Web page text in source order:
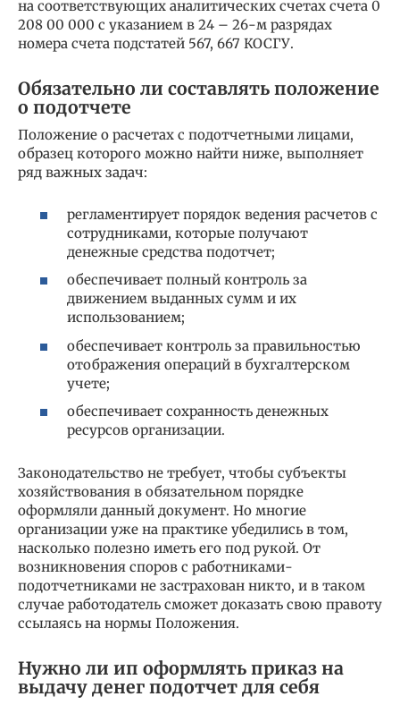
на соответствующих аналитических счетах счета 0
208 00 000 с указанием в 24 – 26-м разрядах
номера счета подстатей 567, 667 КОСГУ.
Обязательно ли составлять положение
о подотчете
Положение о расчетах с подотчетными лицами,
образец которого можно найти ниже, выполняет
ряд важных задач:
регламентирует порядок ведения расчетов с
сотрудниками, которые получают
денежные средства подотчет;
обеспечивает полный контроль за
движением выданных сумм и их
использованием;
обеспечивает контроль за правильностью
отображения операций в бухгалтерском
учете;
обеспечивает сохранность денежных
ресурсов организации.
Законодательство не требует, чтобы субъекты
хозяйствования в обязательном порядке
оформляли данный документ. Но многие
организации уже на практике убедились в том,
насколько полезно иметь его под рукой. От
возникновения споров с работниками-
подотчетниками не застрахован никто, и в таком
случае работодатель сможет доказать свою правоту
ссылаясь на нормы Положения.
Нужно ли ип оформлять приказ на
выдачу денег подотчет для себя